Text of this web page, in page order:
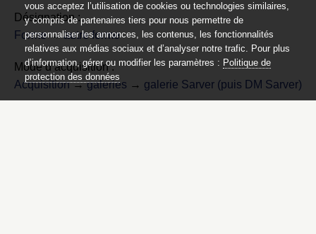
Désignation :
Forme→autre forme
Mode d’acquisition :
Acquisition→galeries → galerie Sarver (puis DM Sarver)
vous acceptez l’utilisation de cookies ou technologies similaires,
y compris de partenaires tiers pour nous permettre de
personnaliser les annonces, les contenus, les fonctionnalités
relatives aux médias sociaux et d’analyser notre trafic. Pour plus
d’information, gérer ou modifier les paramètres : Politique de
protection des données